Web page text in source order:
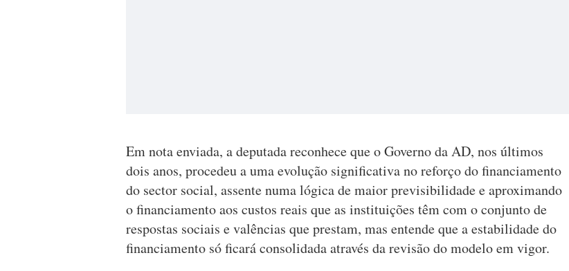
Em nota enviada, a deputada reconhece que o Governo da AD, nos últimos
dois anos, procedeu a uma evolução significativa no reforço do financiamento
do sector social, assente numa lógica de maior previsibilidade e aproximando
o financiamento aos custos reais que as instituições têm com o conjunto de
respostas sociais e valências que prestam, mas entende que a estabilidade do
financiamento só ficará consolidada através da revisão do modelo em vigor.